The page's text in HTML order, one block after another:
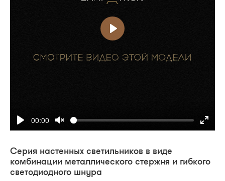
00:00
Серия настенных светильников в виде
комбинации металлического стержня и гибкого
светодиодного шнура